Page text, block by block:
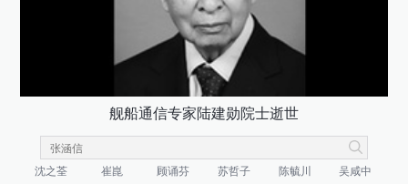
舰船通信专家陆建勋院士逝世
沈之荃 崔崑 顾诵芬 苏哲子 陈毓川
吴咸中